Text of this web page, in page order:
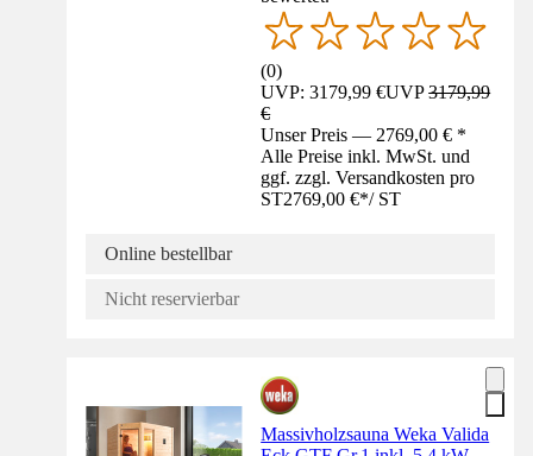
(0)
UVP: 3179,99 €UVP3179,99
€
Unser Preis — 2769,00 € *
Alle Preise inkl. MwSt. und
ggf. zzgl. Versandkosten pro
ST2769,00 €*/ ST
Online bestellbar
Nicht reservierbar
Massivholzsauna Weka Valida